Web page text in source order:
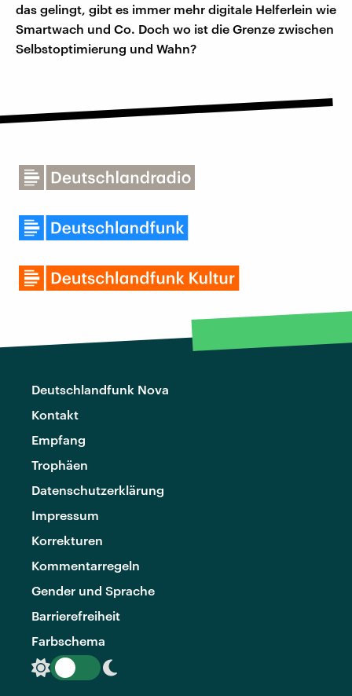
das gelingt, gibt es immer mehr digitale Helferlein wie
Smartwach und Co. Doch wo ist die Grenze zwischen
Selbstoptimierung und Wahn?
Deutschlandfunk Nova
Kontakt
Empfang
Trophäen
Datenschutzerklärung
Impressum
Korrekturen
Kommentarregeln
Gender und Sprache
Barrierefreiheit
Farbschema